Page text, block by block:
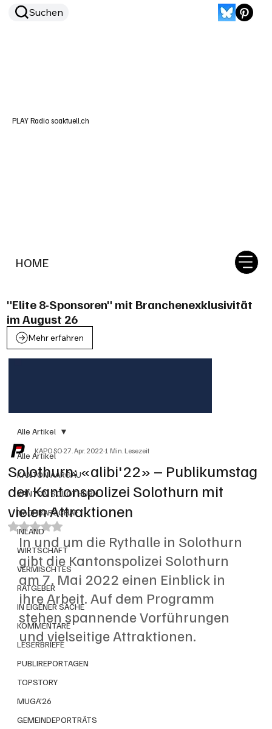
HOME
Suchen
PLAY Radio soaktuell.ch
"Elite 8-Sponsoren" mit Branchenexklusivität
im August 26
Mehr erfahren
Alle Artikel
KANTON AARGAU
KANTON SOLOTHURN
NACHBARSCHAFT
INLAND
WIRTSCHAFT
VERMISCHTES
RATGEBER
IN EIGENER SACHE
KOMMENTARE
LESERBRIEFE
PUBLIREPORTAGEN
TOPSTORY
MUGA'26
GEMEINDEPORTRÄTS
Alle Artikel
Solothurn: «alibi'22» – Publikumstag
der Kantonspolizei Solothurn mit
vielen Attraktionen
KAPO SO27. Apr. 20221 Min. Lesezeit
Mit NaN von 5 Sternen bewertet.
In und um die Rythalle in Solothurn
gibt die Kantonspolizei Solothurn
am 7. Mai 2022 einen Einblick in
ihre Arbeit. Auf dem Programm
stehen spannende Vorführungen
und vielseitige Attraktionen.